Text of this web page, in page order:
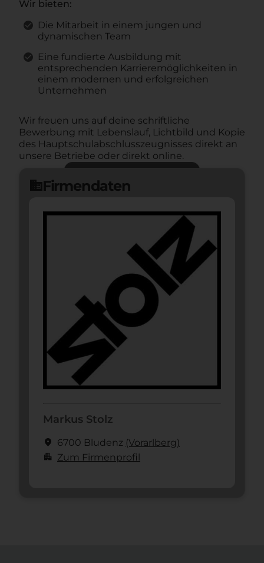
Wir bieten:
Die Mitarbeit in einem jungen und
dynamischen Team
Eine fundierte Ausbildung mit
entsprechenden Karrieremöglichkeiten in
einem modernen und erfolgreichen
Unternehmen
Wir freuen uns auf deine schriftliche
Bewerbung mit Lebenslauf, Lichtbild und Kopie
des Hauptschulabschlusszeugnisses direkt an
unsere Betriebe oder direkt online.
domainFirmendaten
Markus Stolz
location_on 6700 Bludenz (Vorarl­berg)
apartment Zum Firmenprofil